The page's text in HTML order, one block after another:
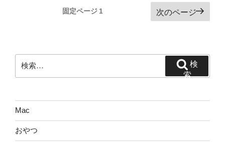
ー
ジ
り
固定ページ 1 次のページ
索:
索
Mac
おやつ